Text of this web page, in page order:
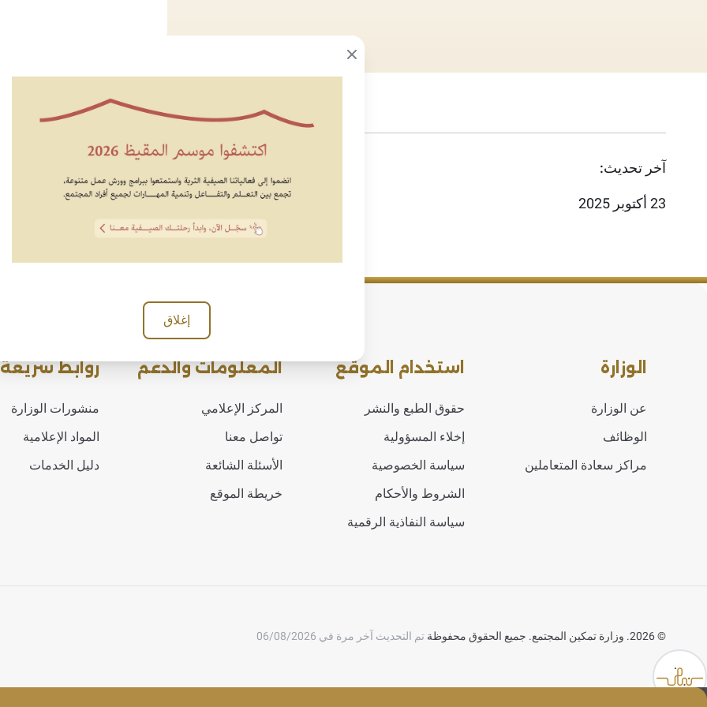
آخر تحديث:
23 أكتوبر 2025
المساعدة
Close modal
إغلاق
الوزارة
عن الوزارة
الوظائف
مراكز سعادة المتعاملين
استخدام الموقع
حقوق الطبع والنشر
إخلاء المسؤولية
سياسة الخصوصية
الشروط والأحكام
سياسة النفاذية الرقمية
المعلومات والدعم
المركز الإعلامي
تواصل معنا
الأسئلة الشائعة
خريطة الموقع
روابط سريعة
منشورات الوزارة
المواد الإعلامية
دليل الخدمات
©2026. وزارة تمكين المجتمع. جميع الحقوق محفوظة تم التحديث آخر مرة في 06/08/2026